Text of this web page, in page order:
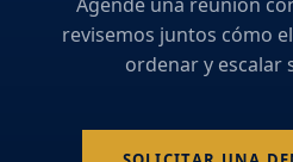
revisemos juntos cómo
ordenar y escalar